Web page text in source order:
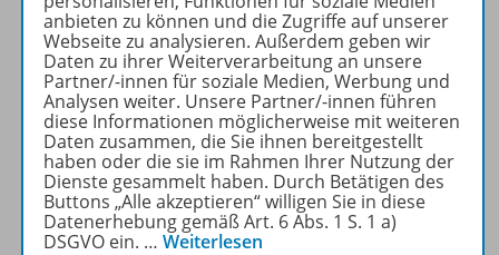
Zugehörige Produkte
Inhaltsverzeichnis
Gratis für Sie!
anbieten zu können und die Zugriffe auf unserer
Webseite zu analysieren. Außerdem geben wir
Daten zu ihrer Weiterverarbeitung an unsere
Partner/-innen für soziale Medien, Werbung und
Analysen weiter. Unsere Partner/-innen führen
diese Informationen möglicherweise mit weiteren
Daten zusammen, die Sie ihnen bereitgestellt
haben oder die sie im Rahmen Ihrer Nutzung der
Dienste gesammelt haben. Durch Betätigen des
Buttons „Alle akzeptieren“ willigen Sie in diese
Datenerhebung gemäß Art. 6 Abs. 1 S. 1 a)
DSGVO ein. … Weiterlesen